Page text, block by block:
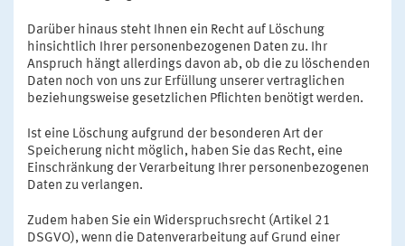
Darüber hinaus steht Ihnen ein Recht auf Löschung
hinsichtlich Ihrer personenbezogenen Daten zu. Ihr
Anspruch hängt allerdings davon ab, ob die zu löschenden
Daten noch von uns zur Erfüllung unserer vertraglichen
beziehungsweise gesetzlichen Pflichten benötigt werden.
Ist eine Löschung aufgrund der besonderen Art der
Speicherung nicht möglich, haben Sie das Recht, eine
Einschränkung der Verarbeitung Ihrer personenbezogenen
Daten zu verlangen.
Zudem haben Sie ein Widerspruchsrecht (Artikel 21
DSGVO), wenn die Datenverarbeitung auf Grund einer